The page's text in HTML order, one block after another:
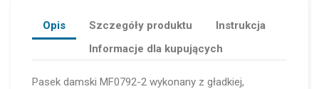
Opis Szczegóły produktu
Instrukcja
Informacje dla kupujących
Pasek damski MF0792-2 wykonany z gładkiej,